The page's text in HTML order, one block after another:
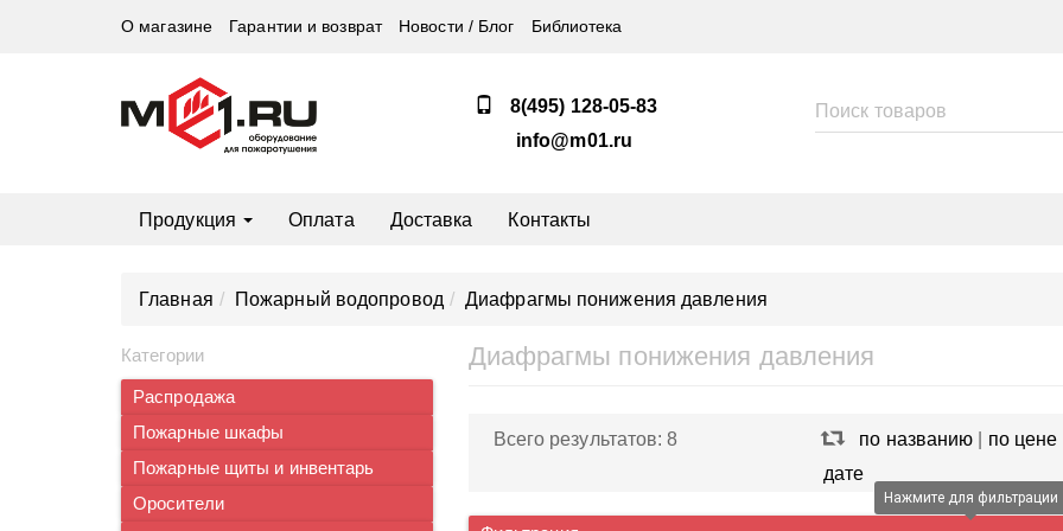
О магазине Гарантии и возврат Новости / Блог Библиотека
8(495) 128-05-83
info@m01.ru
Продукция Оплата Доставка Контакты
Главная Пожарный водопровод Диафрагмы понижения давления
Категории
Распродажа
Пожарные шкафы
Пожарные щиты и инвентарь
Оросители
Диафрагмы понижения давления
Всего результатов:8 по названию по цене
дате
Нажмите для фильтрации